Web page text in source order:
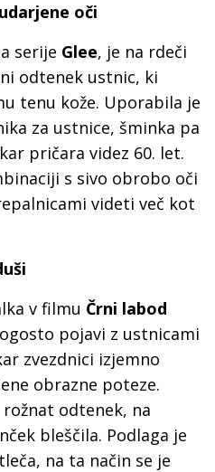
oči
serije Glee, je na rdeči
odtenek ustnic, ki
tenu kože. Uporabila je
za ustnice, šminka pa
pričara videz 60. let.
s sivo obrobo oči
videti več kot
v filmu Črni labod
pojavi z ustnicami
zvezdnici izjemno
obrazne poteze.
odtenek, na
bleščila. Podlaga je
na ta način se je